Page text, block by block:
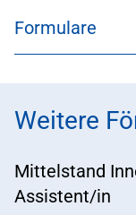
Formulare
Weitere
Mittelstand
Assistent/in